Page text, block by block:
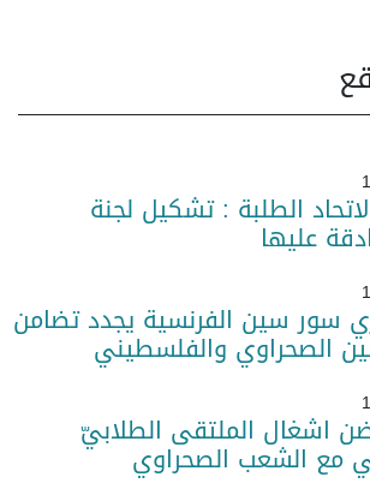
الطلبة : تشكيل لجنة
عليها
سور سين الفرنسية يجدد تضامن
الصحراوي والفلسطيني
اشغال الملتقى الطلابيّ
مع الشعب الصحراوي